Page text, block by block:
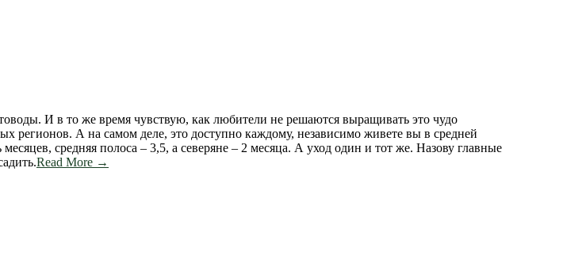
И в то же время чувствую, как любители не решаются выращивать это чудо
регионов. А на самом деле, это доступно каждому, независимо живете вы в средней
средняя полоса – 3,5, а северяне – 2 месяца. А уход один и тот же. Назову главные
Read More →